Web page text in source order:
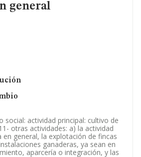
general
social: actividad principal: cultivo de
otras actividades: a) la actividad
en general, la explotación de fincas
ganaderas, ya sean en
aparcería o integración, y las